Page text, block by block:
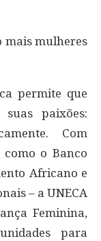
mais mulheres
permite que
paixões:
Com
o Banco
Africano e
– a UNECA
Feminina,
para